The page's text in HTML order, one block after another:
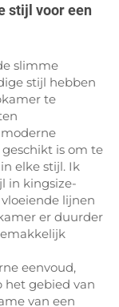
stijl voor een
slimme
stijl hebben
te
is om te
elke stijl. Ik
in kingsize-
lijnen
er duurder
eenvoud,
het gebied van
van een